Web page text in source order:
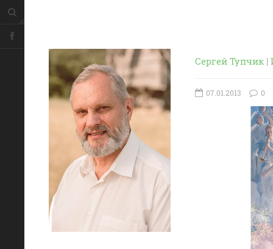
Сергей Тупчик |
07.01.2013 0